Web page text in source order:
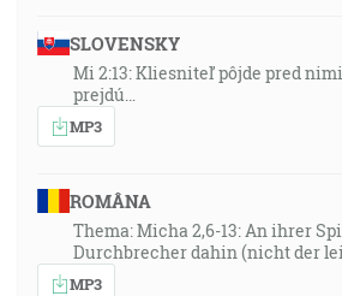
SLOVENSKY
Mi 2:13: Kliesniteľ pôjde pred
prejdú…
MP3
ROMÂNA
Thema: Micha 2,6-13: An ihrer
Durchbrecher dahin (nicht der
MP3